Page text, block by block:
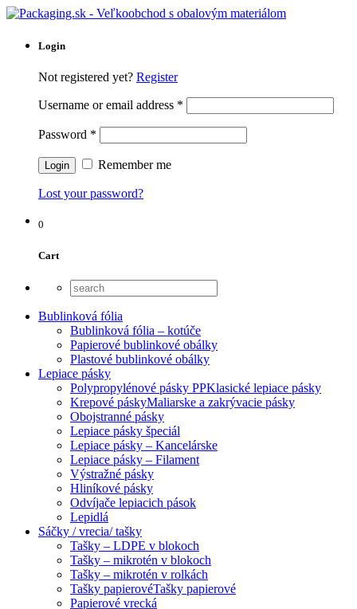
Login
Not registered yet? Register
Username or email address *
Password *
Remember me
Lost your password?
0
Cart
Bublinková fólia
Bublinková fólia – kotúče
Papierové bublinkové obálky
Plastové bublinkové obálky
Lepiace pásky
Polypropylénové pásky PPKlasické lepiace pásky
Krepové páskyMaliarske a zakrývacie pásky
Obojstranné pásky
Lepiace pásky špeciál
Lepiace pásky – Kancelárske
Lepiace pásky – Filament
Výstražné pásky
Hliníkové pásky
Odvíjače lepiacich pások
Lepidlá
Sáčky / vrecia/ tašky
Tašky – LDPE v blokoch
Tašky – mikrotén v blokoch
Tašky – mikrotén v rolkách
Tašky papierovéTašky papierové
Papierové vrecká